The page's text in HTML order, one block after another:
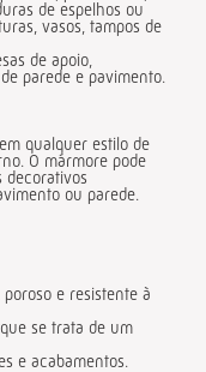
de espelhos ou
vasos, tampos de
de apoio,
parede e pavimento.
qualquer estilo de
O mármore pode
decorativos
ou parede.
e resistente à
se trata de um
e acabamentos.